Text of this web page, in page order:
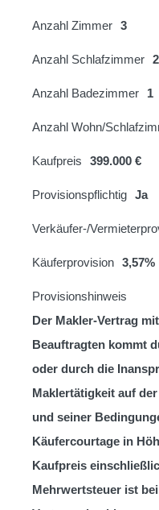
Anzahl Zimmer 3
Anzahl Schlafzimmer 2
Anzahl Badezimmer 1
Anzahl Wohn/
Kaufpreis 399.000 €
Provisionspflichtig Ja
Verkäufer-/
Käuferprovision 3,57%
Provisionshinweis
Der Makler-Vertrag
Beauftragten kommt
oder durch die
Maklertätigkeit auf
und seiner
Käufercourtage in
Kaufpreis
Mehrwertsteuer ist